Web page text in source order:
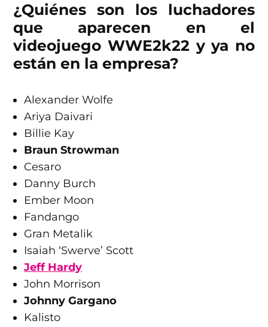
¿Quiénes son los luchadores
que aparecen en el
videojuego WWE2k22 y ya no
están en la empresa?
Alexander Wolfe
Ariya Daivari
Billie Kay
Braun Strowman
Cesaro
Danny Burch
Ember Moon
Fandango
Gran Metalik
Isaiah ‘Swerve’ Scott
Jeff Hardy
John Morrison
Johnny Gargano
Kalisto